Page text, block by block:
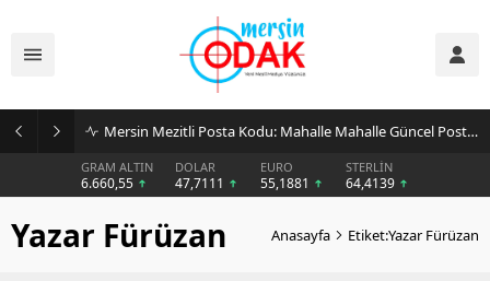
Mersin Mezitli Posta Kodu: Mahalle Mahalle Güncel Posta Kodu Rehberi
GRAM ALTIN
6.660,55
DOLAR
47,7111
EURO
55,1881
STERLİN
64,4139
Yazar Fürüzan Anasayfa Etiket:Yazar Fürüzan